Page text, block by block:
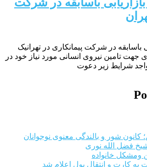
باسابقه در شرکت پیمانکاری در تهرانیک
جهت تامین نیروی انسانی مورد نیاز خود در
واجد شرایط زیر دعوت
کانون شور و بالندگی معنوی نوجوانان
فضل الله نوری
ومشکل خانواده
کارت و انتقال پول اعلام شد